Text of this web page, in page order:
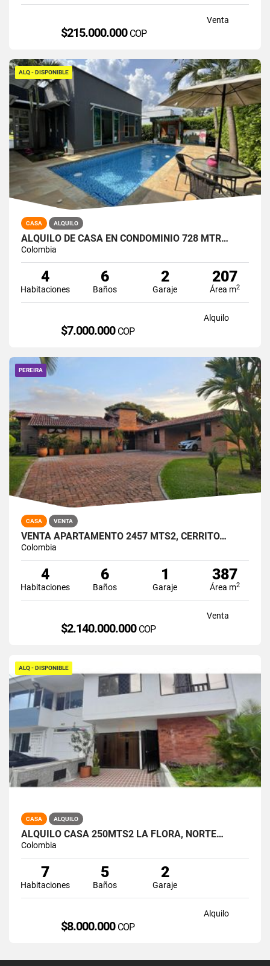
Venta
$215.000.000 COP
ALQ - DISPONIBLE
CASA ALQUILO
ALQUILO DE CASA EN CONDOMINIO 728 MTR…
Colombia
4
Habitaciones
6
Baños
2
Garaje
207
Área m2
Alquilo
$7.000.000 COP
PEREIRA
CASA VENTA
VENTA APARTAMENTO 2457 MTS2, CERRITO…
Colombia
4
Habitaciones
6
Baños
1
Garaje
387
Área m2
Venta
$2.140.000.000 COP
ALQ - DISPONIBLE
CASA ALQUILO
ALQUILO CASA 250MTS2 LA FLORA, NORTE…
Colombia
7
Habitaciones
5
Baños
2
Garaje
Alquilo
$8.000.000 COP